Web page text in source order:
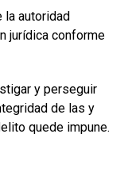
la autoridad
jurídica conforme
y perseguir
de las y
quede impune.